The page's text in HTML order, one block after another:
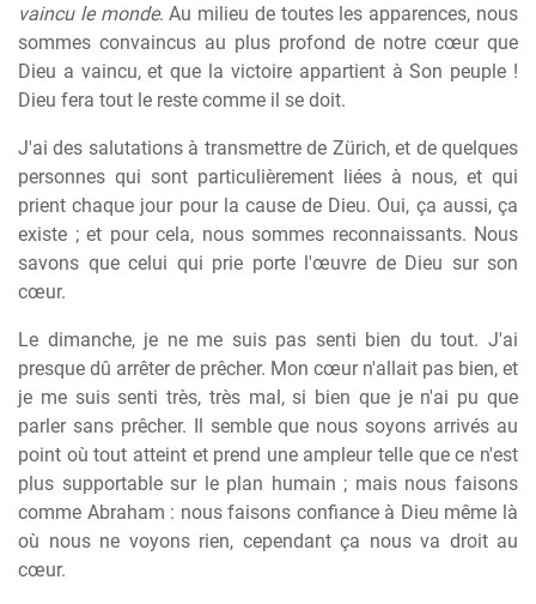
vaincu le monde. Au milieu de toutes les apparences, nous
sommes convaincus au plus profond de notre cœur que
Dieu a vaincu, et que la victoire appartient à Son peuple !
Dieu fera tout le reste comme il se doit.
J'ai des salutations à transmettre de Zürich, et de quelques
personnes qui sont particulièrement liées à nous, et qui
prient chaque jour pour la cause de Dieu. Oui, ça aussi, ça
existe ; et pour cela, nous sommes reconnaissants. Nous
savons que celui qui prie porte l'œuvre de Dieu sur son
cœur.
Le dimanche, je ne me suis pas senti bien du tout. J'ai
presque dû arrêter de prêcher. Mon cœur n'allait pas bien, et
je me suis senti très, très mal, si bien que je n'ai pu que
parler sans prêcher. Il semble que nous soyons arrivés au
point où tout atteint et prend une ampleur telle que ce n'est
plus supportable sur le plan humain ; mais nous faisons
comme Abraham : nous faisons confiance à Dieu même là
où nous ne voyons rien, cependant ça nous va droit au
cœur.